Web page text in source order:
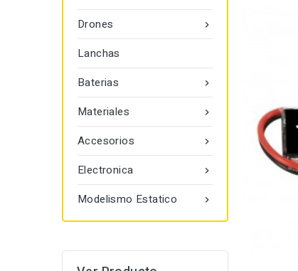

Drones
Lanchas

Baterias

Materiales

Accesorios

Electronica

Modelismo Estatico